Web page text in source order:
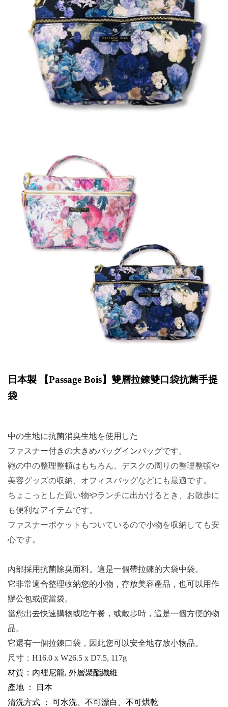
日本製 【Passage Bois】雙層拉鍊雙口袋抗菌手提
袋
中の生地に抗菌消臭生地を使用した
ファスナー付きの大きめバッグインバッグです。
鞄の中の整理整頓はもちろん、デスクの周りの整理整頓や
美容グッズの収納、オフィスバッグなどにも最適です。
ちょこっとした買い物やランチに出かけるとき、お散歩に
も便利なアイテムです。
ファスナーポケットもついているので小物を収納しても安
心です。
內部採用抗菌除臭面料。這是一個帶拉鍊的大袋中袋。
它非常適合整理收納您的小物，存放美容產品，也可以用作
辦公包或便當袋。
當您出去快速購物或吃午餐，或散步時，這是一個方便的物
品。
它還有一個拉鍊口袋，因此您可以安全地存放小物品。
尺寸： H16.0 x W26.5 x D7.5, 117g
材質：內裡尼龍, 外層聚酯纖維
產地 ： 日本
清洗方式 ： 可水洗、不可漂白、不可烘乾